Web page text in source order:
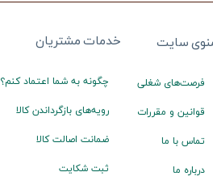
خدمات مشتریان
چگونه به شما اعتماد کنم؟
رویه‌های بازگرداندن کالا
ضمانت اصالت کالا
ثبت شکایت
سایت
فرصت‌های شغلی
قوانین و مقررات
تماس با ما
درباره ما